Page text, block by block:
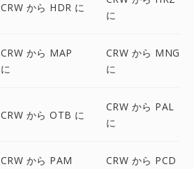
CRW から HDR に
に
CRW から MAP
に
CRW から MNG
に
CRW から OTB に
CRW から PAL
に
CRW から PAM
CRW から PCD